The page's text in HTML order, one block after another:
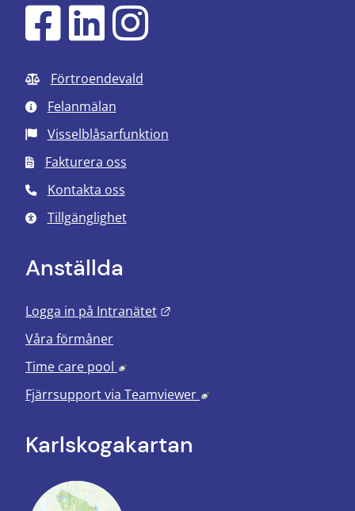
Förtroendevald
Felanmälan
Visselblåsarfunktion
Fakturera oss
Kontakta oss
Tillgänglighet
Anställda
Logga in på Intranätet
Våra förmåner
Time care pool
Länk till annan webbplats, öppnas i
Fjärrsupport via Teamviewer Länk till annan
Karlskoga­kartan